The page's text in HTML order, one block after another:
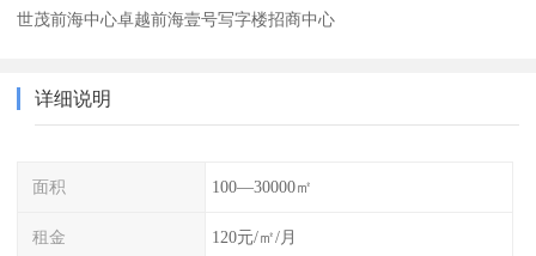
世茂前海中心卓越前海壹号写字楼招商中心
详细说明
面积 100—30000㎡
租金 120元/㎡/月